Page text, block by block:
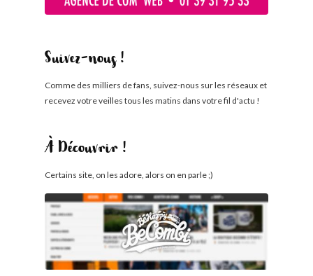
Suivez-nous !
Comme des milliers de fans, suivez-nous sur les réseaux et
recevez votre veilles tous les matins dans votre fil d'actu !
À Découvrir !
Certains site, on les adore, alors on en parle ;)